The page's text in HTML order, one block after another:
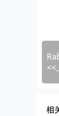
<<
相